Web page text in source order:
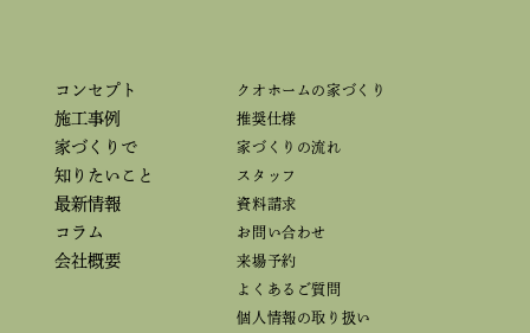
コンセプト
施工事例
家づくりで
知りたいこと
最新情報
コラム
会社概要
クオホームの家づくり
推奨仕様
家づくりの流れ
スタッフ
資料請求
お問い合わせ
来場予約
よくあるご質問
個人情報の取り扱い